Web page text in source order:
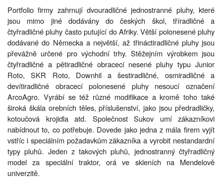
Portfolio firmy zahrnují dvouradličné jednostranné pluhy, které
jsou mimo jiné dodávány do českých škol, tříradličné a
čtyřradličné pluhy často putující do Afriky. Větší polonesené pluhy
dodávané do Německa a největší, až třináctiradličné pluhy jsou
převážně určené pro východní trhy. Stěžejním výrobkem jsou
čtyřradličné a pětiradličné obracecí nesené pluhy typu Junior
Roto, SKR Roto, Downhil a šestiradličné, osmiradličné a
devítiradličné obracecí polonesené pluhy nesoucí označení
ArcoAgro. Vyrábí se též různé modifikace a kromě toho také
široká škála orebních těles, příslušenství, jako jsou předradličky,
kotoučová krojidla atd. Společnost Sukov umí zákazníkovi
nabídnout to, co potřebuje. Dovede jako jedna z mála firem vyjít
vstříc i speciálním požadavkům zákazníka a vyrobit nestandardní
typy pluhů. Jeden z takových pluhů, jednostranný čtyřradličný
model za speciální traktor, orá ve skleních na Mendelově
univerzitě.